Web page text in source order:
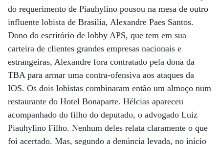
do requerimento de Piauhylino pousou na mesa de outro
influente lobista de Brasília, Alexandre Paes Santos.
Dono do escritório de lobby APS, que tem em sua
carteira de clientes grandes empresas nacionais e
estrangeiras, Alexandre fora contratado pela dona da
TBA para armar uma contra-ofensiva aos ataques da
IOS. Os dois lobistas combinaram então um almoço num
restaurante do Hotel Bonaparte. Hélcias apareceu
acompanhado do filho do deputado, o advogado Luiz
Piauhylino Filho. Nenhum deles relata claramente o que
foi acertado. Mas, segundo a denúncia levada, no início